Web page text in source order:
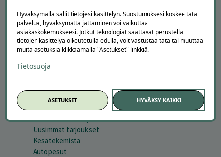
SESONGISSA
Suosituimmat tarjoukset
Uusimmat tarjoukset
Kesätekemistä
Autopesut
Hyväksymällä sallit tietojesi käsittelyn. Suostumuksesi koskee tätä
palvelua, hyväksymättä jättäminen voi vaikuttaa
asiakaskokemukseesi. Jotkut teknologiat saattavat perustella
tietojen käsittelyä oikeutetulla edulla, voit vastustaa tätä tai muuttaa
muita asetuksia klikkaamalla "Asetukset" linkkiä.
Tietosuoja
ASETUKSET HYVÄKSY KAIKKI